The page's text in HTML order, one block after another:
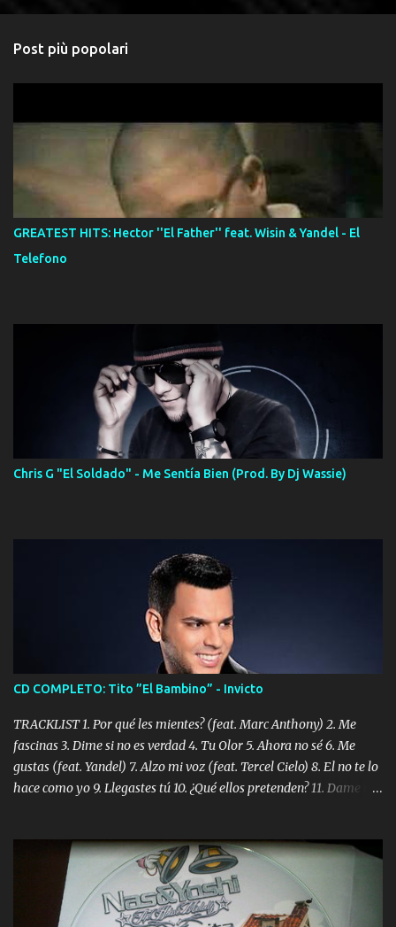
Post più popolari
GREATEST HITS: Hector ''El Father'' feat. Wisin & Yandel - El
Telefono
Chris G "El Soldado" - Me Sentía Bien (Prod. By Dj Wassie)
CD COMPLETO: Tito ”El Bambino” - Invicto
TRACKLIST 1. Por qué les mientes? (feat. Marc Anthony) 2. Me
fascinas 3. Dime si no es verdad 4. Tu Olor 5. Ahora no sé 6. Me
gustas (feat. Yandel) 7. Alzo mi voz (feat. Tercel Cielo) 8. El no te lo
hace como yo 9. Llegastes tú 10. ¿Qué ellos pretenden? 11. Dame la
Digital Booklet – Invicto ----------------------------- Nota:
Album proposto al massimo della qualità in formato iTunes Plus
AAC M4A; comprato su iTunes e a disposizione vostra per il
download. REGGAETON ITALIA Nosotros Somos Los Del